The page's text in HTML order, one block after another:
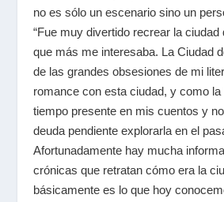
no es sólo un escenario sino un
“Fue muy divertido recrear la ciudad
que más me interesaba. La Ciudad
de las grandes obsesiones de mi
romance con esta ciudad, y como la
tiempo presente en mis cuentos y
deuda pendiente explorarla en el
Afortunadamente hay mucha
crónicas que retratan cómo era la
básicamente es lo que hoy